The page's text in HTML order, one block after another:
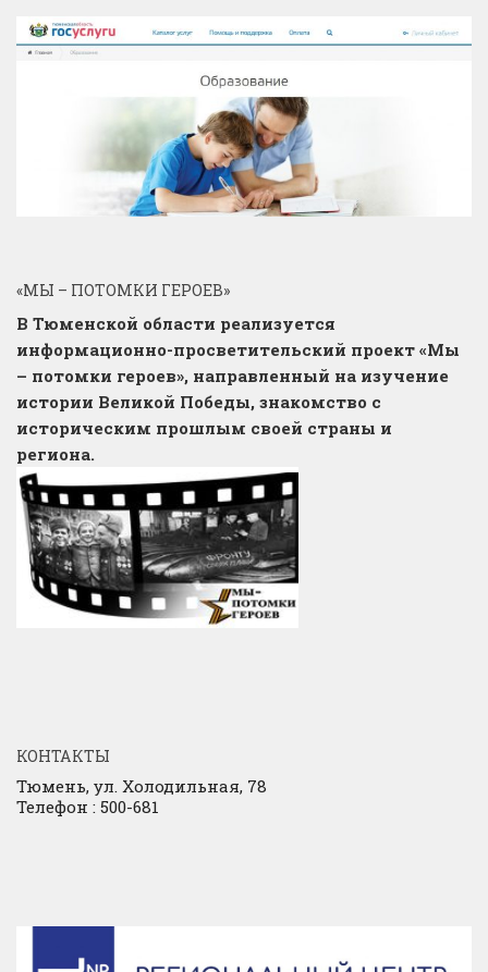
«МЫ – ПОТОМКИ ГЕРОЕВ»
В Тюменской области реализуется
информационно-просветительский проект «Мы
– потомки героев», направленный на изучение
истории Великой Победы, знакомство с
историческим прошлым своей страны и
региона.
КОНТАКТЫ
Тюмень, ул. Холодильная, 78
Телефон : 500-681